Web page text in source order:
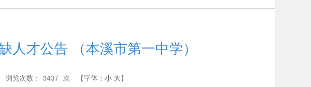
人才公告 （本溪市第一中学）
浏览次数： 3437 次 【字体： 小 大】